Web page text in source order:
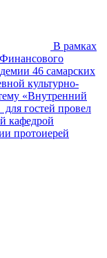
В рамках
Финансового
46 самарских
культурно-
«Внутренний
для гостей провел
кафедрой
протоиерей